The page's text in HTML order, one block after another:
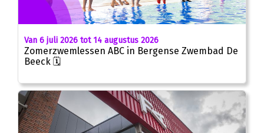
Van 6 juli 2026 tot 14 augustus 2026
Zomerzwemlessen ABC in Bergense Zwembad De
Beeck 🗓